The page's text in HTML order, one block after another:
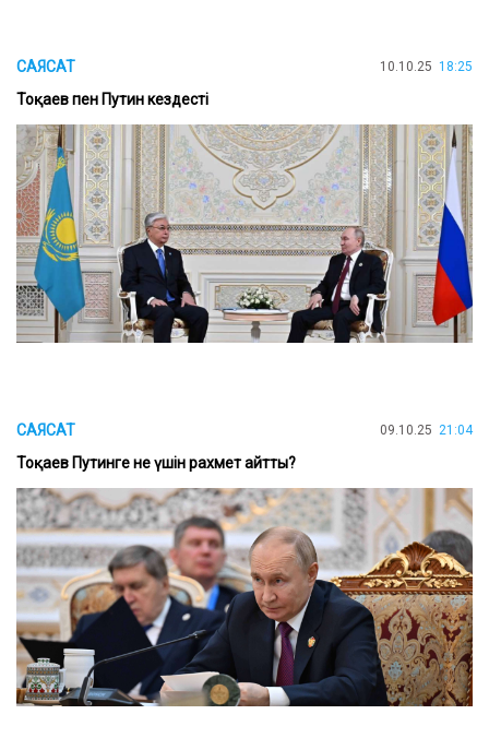
САЯСАТ 10.10.25 18:25
Тоқаев пен Путин кездесті
САЯСАТ 09.10.25 21:04
Тоқаев Путинге не үшін рахмет айтты?